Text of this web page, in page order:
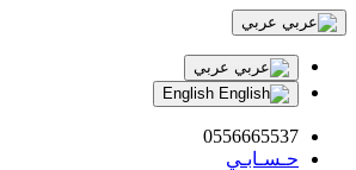
عربي
عربي
0556665537
حـسـابـي